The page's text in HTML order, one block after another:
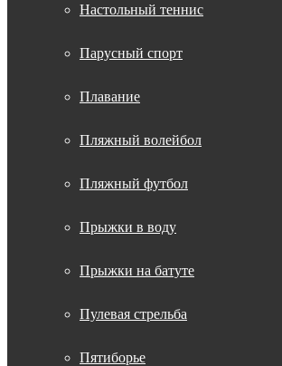
Настольный теннис
Парусный спорт
Плавание
Пляжный волейбол
Пляжный футбол
Прыжки в воду
Прыжки на батуте
Пулевая стрельба
Пятиборье